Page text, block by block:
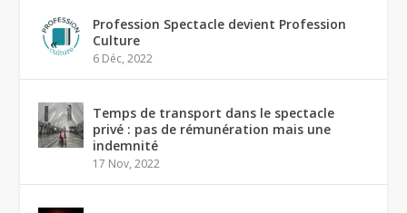
Profession Spectacle devient Profession
Culture
6 Déc, 2022
Temps de transport dans le spectacle
privé : pas de rémunération mais une
indemnité
17 Nov, 2022